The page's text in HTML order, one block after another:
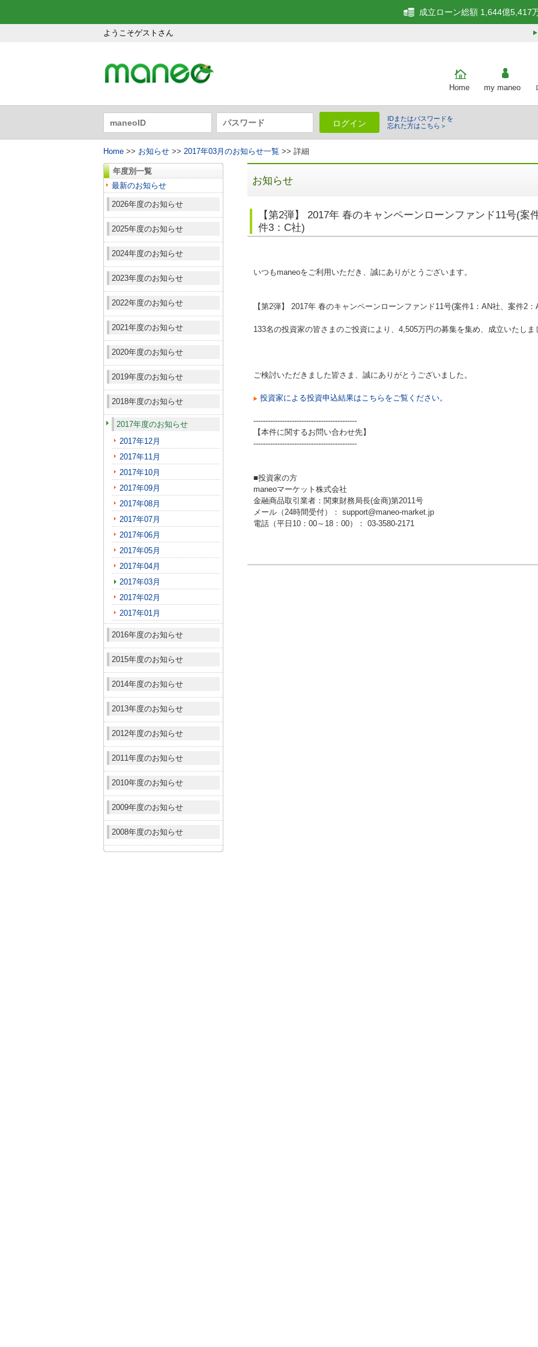
ようこそゲストさん
成立ローン総額 1,644億5,417
Home my maneo
ログイン
IDまたはパスワードを
忘れた方はこちら＞
Home >> お知らせ >> 2017年03月のお知らせ一覧 >> 詳細
年度別一覧
最新のお知らせ
2026年度のお知らせ
2025年度のお知らせ
2024年度のお知らせ
2023年度のお知らせ
2022年度のお知らせ
2021年度のお知らせ
2020年度のお知らせ
2019年度のお知らせ
2018年度のお知らせ
2017年度のお知らせ
2017年12月
2017年11月
2017年10月
2017年09月
2017年08月
2017年07月
2017年06月
2017年05月
2017年04月
2017年03月
2017年02月
2017年01月
2016年度のお知らせ
2015年度のお知らせ
2014年度のお知らせ
2013年度のお知らせ
2012年度のお知らせ
2011年度のお知らせ
2010年度のお知らせ
2009年度のお知らせ
2008年度のお知らせ
お知らせ
【第2弾】 2017年 春のキャンペーンローンファンド11号(案
件3：C社)
いつもmaneoをご利用いただき、誠にありがとうございます。
【第2弾】 2017年 春のキャンペーンローンファンド11号(案件1：AN社、案件2
133名の投資家の皆さまのご投資により、4,505万円の募集を集め、成立いたしま
ご検討いただきました皆さま、誠にありがとうございました。
投資家による投資申込結果はこちらをご覧ください。
-------------------------------------------
【本件に関するお問い合わせ先】
-------------------------------------------
■投資家の方
maneoマーケット株式会社
金融商品取引業者：関東財務局長(金商)第2011号
メール（24時間受付）： support@maneo-market.jp
電話（平日10：00～18：00）： 03-3580-2171